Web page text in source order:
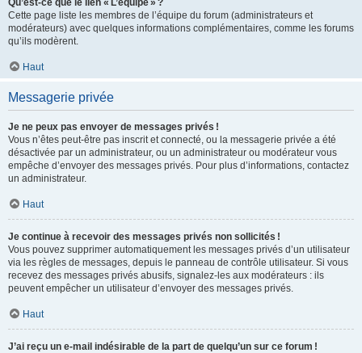
Qu’est-ce que le lien « L’équipe » ?
Cette page liste les membres de l’équipe du forum (administrateurs et
modérateurs) avec quelques informations complémentaires, comme les forums
qu’ils modèrent.
Haut
Messagerie privée
Je ne peux pas envoyer de messages privés !
Vous n’êtes peut-être pas inscrit et connecté, ou la messagerie privée a été
désactivée par un administrateur, ou un administrateur ou modérateur vous
empêche d’envoyer des messages privés. Pour plus d’informations, contactez
un administrateur.
Haut
Je continue à recevoir des messages privés non sollicités !
Vous pouvez supprimer automatiquement les messages privés d’un utilisateur
via les règles de messages, depuis le panneau de contrôle utilisateur. Si vous
recevez des messages privés abusifs, signalez-les aux modérateurs : ils
peuvent empêcher un utilisateur d’envoyer des messages privés.
Haut
J’ai reçu un e-mail indésirable de la part de quelqu’un sur ce forum !